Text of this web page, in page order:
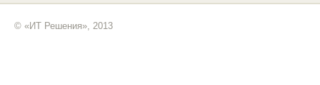
© «ИТ Решения», 2013